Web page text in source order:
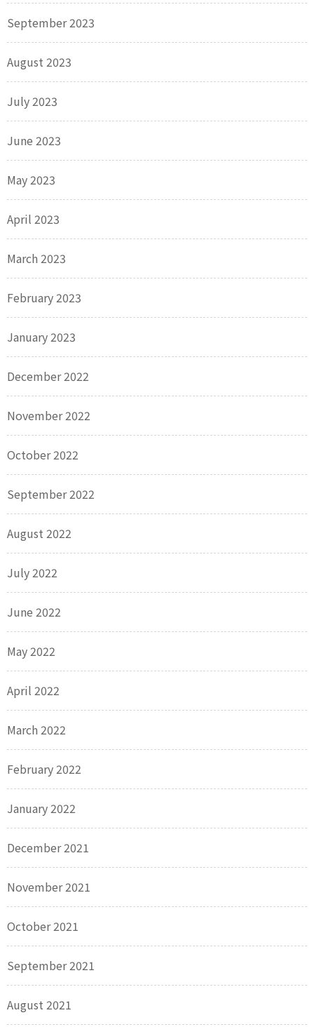
September 2023
August 2023
July 2023
June 2023
May 2023
April 2023
March 2023
February 2023
January 2023
December 2022
November 2022
October 2022
September 2022
August 2022
July 2022
June 2022
May 2022
April 2022
March 2022
February 2022
January 2022
December 2021
November 2021
October 2021
September 2021
August 2021